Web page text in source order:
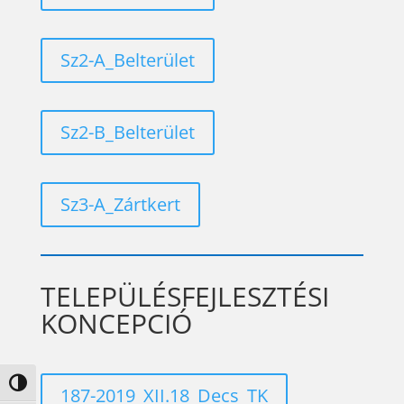
Nagy kontraszt váltása
Sz2-A_Belterület
Sz2-B_Belterület
Sz3-A_Zártkert
TELEPÜLÉSFEJLESZTÉSI
KONCEPCIÓ
187-2019_XII.18_Decs_TK